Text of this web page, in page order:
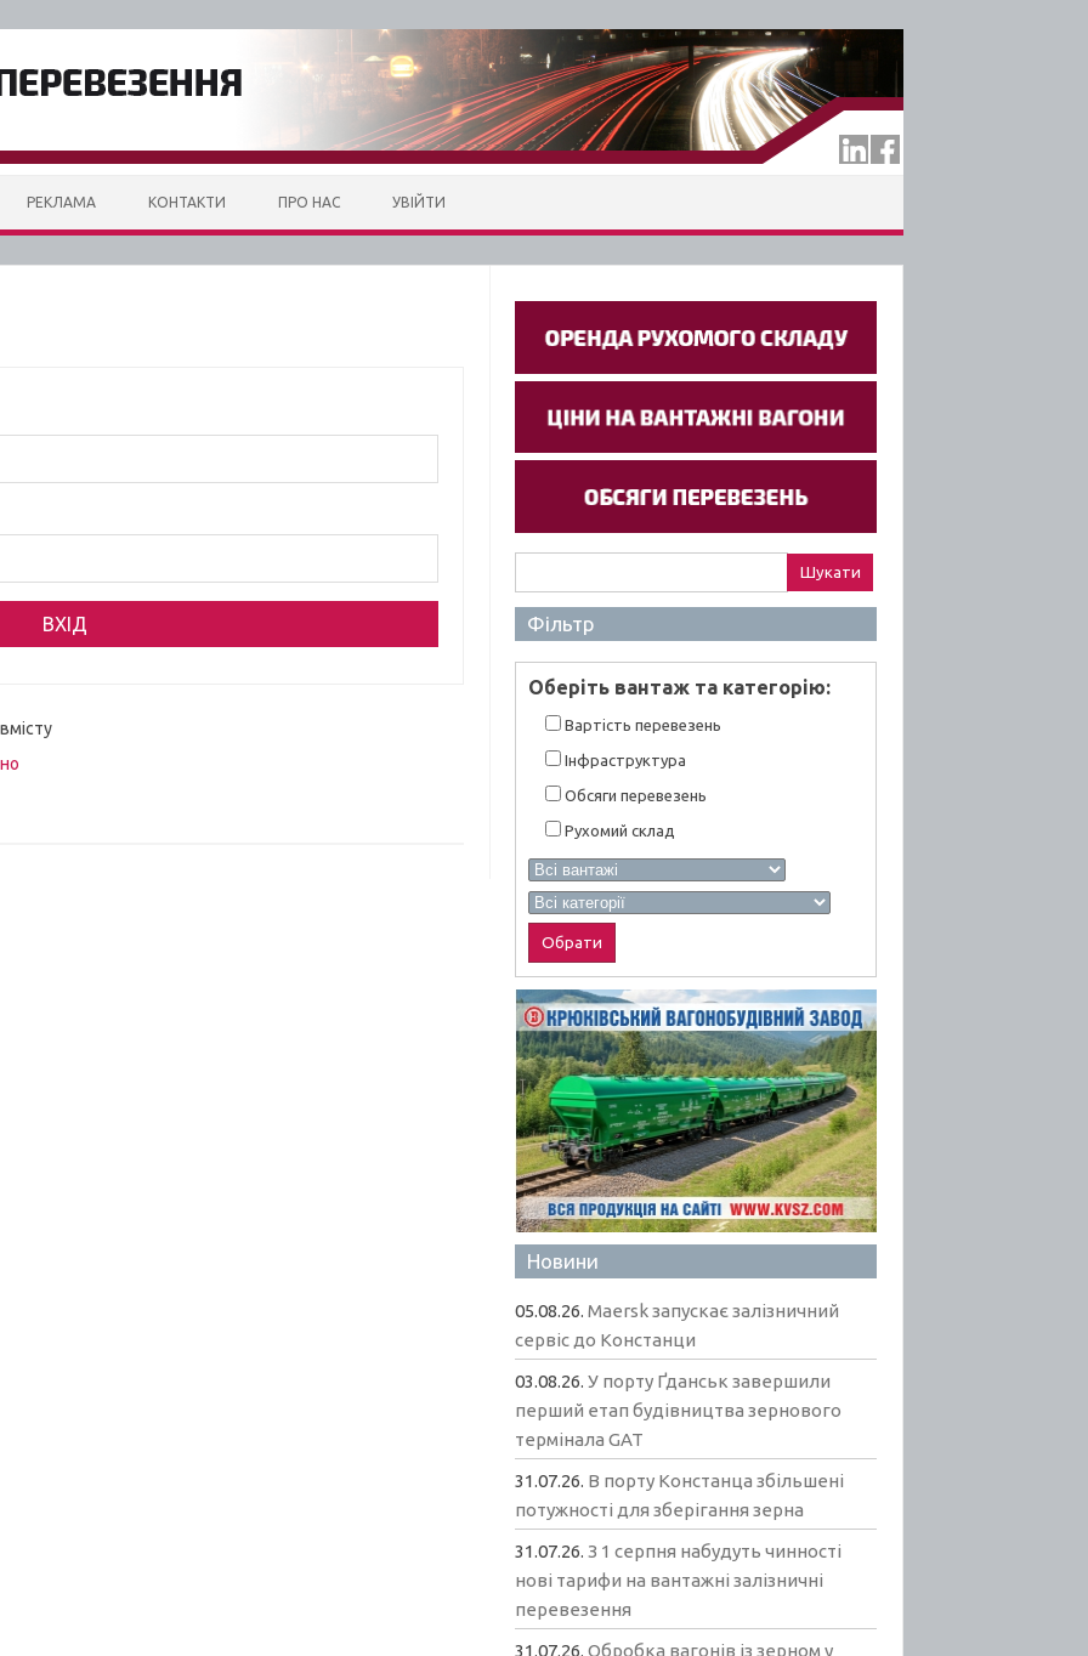
РЕКЛАМА КОНТАКТИ ПРО НАС УВІЙТИ
Фільтр
Оберiть вантаж та категорiю:
Вартiсть перевезень
Інфраструктура
Обсяги перевезень
Рухомий склад
Новини
05.08.26.Maersk запускає залізничний
сервіс до Констанци
03.08.26.У порту Ґданськ завершили
перший етап будівництва зернового
термінала GAT
31.07.26. В порту Констанца збільшені
потужності для зберігання зерна
31.07.26.З 1 серпня набудуть чинності
нові тарифи на вантажні залізничні
перевезення
31.07.26.Обробка вагонів із зерном у